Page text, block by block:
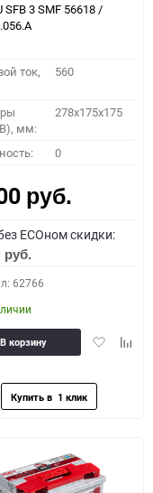
SFB 3 SMF 56618 /
ток,
560
мм:
278x175x175
0
руб.
ECOном скидки:
руб.
62766
Добавить
В корзину